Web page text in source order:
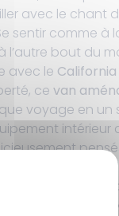
avec le chant
sentir comme à
bout du
avec le California
ce van
voyage en un
en toute
voulez, quand
vous tout ce dont